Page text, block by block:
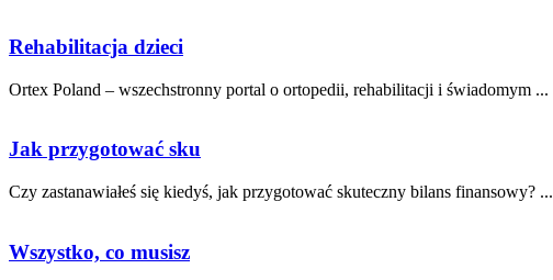
Rehabilitacja dzieci
Ortex Poland – wszechstronny portal o ortopedii, rehabilitacji i świadomym ...
Jak przygotować sku
Czy zastanawiałeś się kiedyś, ​jak przygotować skuteczny ⁤bilans ​finansowy? ...
Wszystko, co musisz